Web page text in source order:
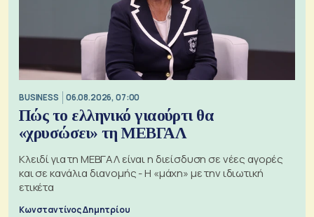
BUSINESS 06.08.2026, 07:00
Πώς το ελληνικό γιαούρτι θα
«χρυσώσει» τη ΜΕΒΓΑΛ
Κλειδί για τη ΜΕΒΓΑΛ είναι η διείσδυση σε νέες αγορές
και σε κανάλια διανομής - Η «μάχη» με την ιδιωτική
ετικέτα
Κωνσταντίνος Δημητρίου